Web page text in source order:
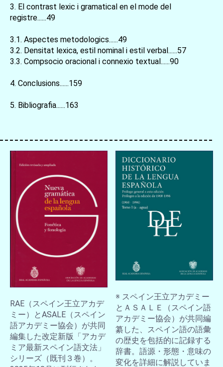
3. El contrast lexic i gramatical en el mode del
registre......49
3.1. Aspectes metodologics......49
3.2. Densitat lexica, estil nominal i estil verbal......57
3.3. Compsocio oracional i connexio textual......90
4. Conclusions......159
5. Bibliografia......163
RAE（スペイン王立アカデ
ミー）とASALE（スペイン
語アカデミー協会）が共同
編集した改定新版「アカデ
ミア最新スペイン語文法」
シリーズ（既刊３巻）。
※ スペイン王立アカデミー
とＡＳＡＬＥ（スペイン語
アカデミー協会）が共同編
纂した、スペイン語の語彙
の歴史を包括的に記録する
辞書。語源・形態・意味の
変化を詳細に解説していま